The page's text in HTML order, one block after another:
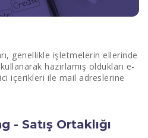
genellikle işletmelerin ellerinde
hazırlamış oldukları e-
içerikleri ile mail adreslerine
Satış Ortaklığı